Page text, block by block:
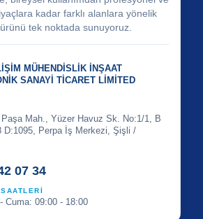
kadar farklı alanlara yönelik
tek noktada sunuyoruz.
MÜHENDİSLİK İNŞAAT
SANAYİ TİCARET LİMİTED
Paşa Mah., Yüzer Havuz Sk. No:1/1, B
D:1095, Perpa İş Merkezi, Şişli /
07 34
Cuma: 09:00 - 18:00